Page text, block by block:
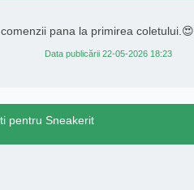
pana la primirea coletului.😍
Data publicării 22-05-2026 18:23
pentru Sneakerit